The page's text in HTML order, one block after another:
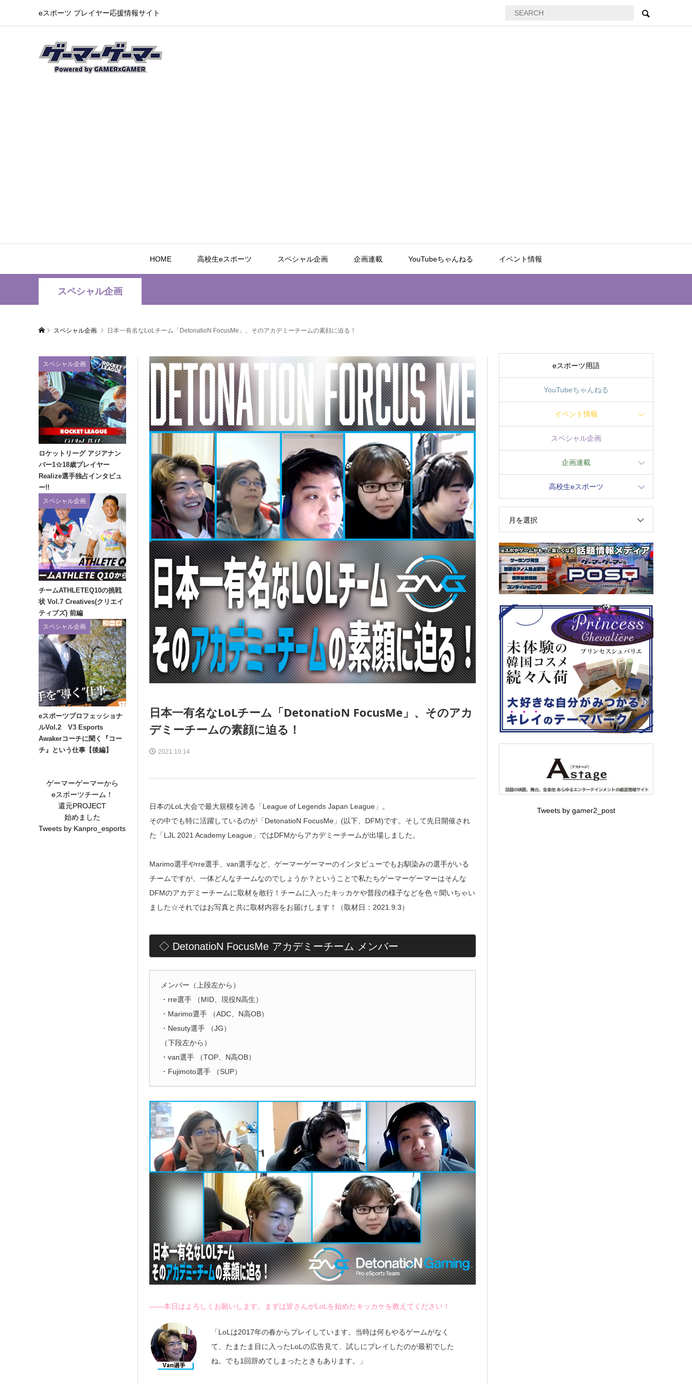
eスポーツ プレイヤー応援情報サイト
HOME 高校生eスポーツ スペシャル企画 企画連載 YouTubeちゃんねる イベント情報
スペシャル企画
スペシャル企画 日本一有名なLoLチーム「DetonatioN FocusMe」、そのアカデミーチームの素顔に迫る！
日本一有名なLoLチーム「DetonatioN FocusMe」、そのアカ
デミーチームの素顔に迫る！
2021.10.14
日本のLoL大会で最大規模を誇る「League of Legends Japan League」。
その中でも特に活躍しているのが「DetonatioN FocusMe」(以下、DFM)です。そして先日開催され
た「LJL 2021 Academy League」ではDFMからアカデミーチームが出場しました。
Marimo選手やrre選手、van選手など、ゲーマーゲーマーのインタビューでもお馴染みの選手がいる
チームですが、一体どんなチームなのでしょうか？ということで私たちゲーマーゲーマーはそんな
DFMのアカデミーチームに取材を敢行！チームに入ったキッカケや普段の様子などを色々聞いちゃい
ました☆それではお写真と共に取材内容をお届けします！（取材日：2021.9.3）
◇ DetonatioN FocusMe アカデミーチーム メンバー
メンバー（上段左から）
・rre選手 （MID、現役N高生）
・Marimo選手 （ADC、N高OB）
・Nesuty選手 （JG）
（下段左から）
・van選手 （TOP、N高OB）
・Fujimoto選手 （SUP）
――本日はよろしくお願いします。まずは皆さんがLoLを始めたキッカケを教えてください！
「LoLは2017年の春からプレイしています。当時は何もやるゲームがなく
て、たまたま目に入ったLoLの広告見て、試しにプレイしたのが最初でした
ね。でも1回辞めてしまったときもあります。」
スペシャル企画
ロケットリーグ アジアナン
バー1☆18歳プレイヤー
Realize選手独占インタビュ
ー!!
スペシャル企画
チームATHLETEQ10の挑戦
状 Vol.7 Creatives(クリエイ
ティブズ) 前編
スペシャル企画
eスポーツプロフェッショナ
ルVol.2 V3 Esports
Awakerコーチに聞く『コー
チ』という仕事【後編】
ゲーマーゲーマーから
eスポーツチーム！
還元PROJECT
始めました
Tweets by Kanpro_esports
eスポーツ用語
YouTubeちゃんねる
イベント情報
スペシャル企画
企画連載
高校生eスポーツ
月を選択
Tweets by gamer2_post